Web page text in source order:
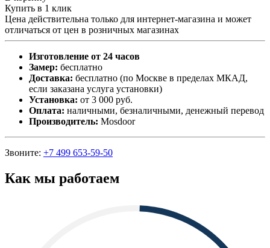
Купить в 1 клик
Цена действительна только для интернет-магазина и может
отличаться от цен в розничных магазинах
Изготовление от 24 часов
Замер: бесплатно
Доставка: бесплатно (по Москве в пределах МКАД,
если заказана услуга установки)
Установка: от 3 000 руб.
Оплата: наличными, безналичными, денежный перевод
Производитель: Mosdoor
Звоните: +7 499 653-59-50
Как мы работаем